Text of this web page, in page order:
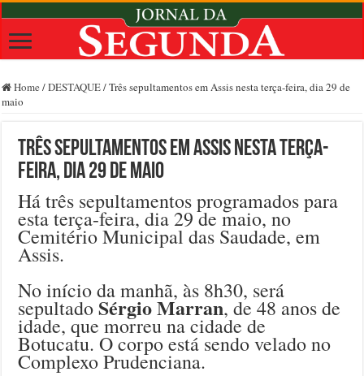
Home /DESTAQUE/Três sepultamentos em Assis nesta terça-feira, dia 29 de
maio
Três sepultamentos em Assis nesta terça-
feira, dia 29 de maio
Há três sepultamentos programados para
esta terça-feira, dia 29 de maio, no
Cemitério Municipal das Saudade, em
Assis.
No início da manhã, às 8h30, será
sepultadoSérgio Marran, de 48 anos de
idade, que morreu na cidade de
Botucatu. O corpo está sendo velado no
Complexo Prudenciana.